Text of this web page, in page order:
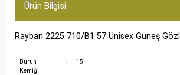
Ürün Bilgisi
Rayban 2225 710/B1 57 Unisex Güneş
Burun
Kemiği
: 15